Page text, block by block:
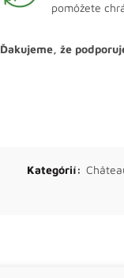
pomôžete
Ďakujeme, že
Kategórií: